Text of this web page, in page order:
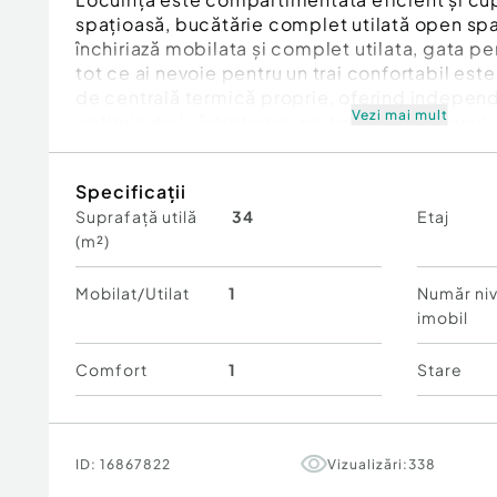
spațioasă, bucătărie complet utilată open
închiriază mobilata și complet utilata, gata
tot ce ai nevoie pentru un trai confortabil
optimizate la întreținere pe tot parcursul
excelent poziționat – pregătit să devină
Pentru mai multe detalii sau programarea unei
contactezi!
Cod ofertă / ID BLITZ: P174517
Confort:
Tip imobil:Casă/Vilă
Vezi mai mult
Specificații
Suprafață utilă
(m²)
34 Etaj
Mobilat/Utilat 1
Număr
imobil
Comfort 1 Stare
ID: 16867822 Vizualizări:338